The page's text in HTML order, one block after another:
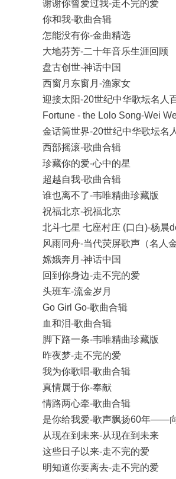
谢谢你曾爱过我-走不完的爱
你和我-歌曲合辑
怎能没有你-金曲精选
大地芬芳-二十年音乐生涯回顾
盘古创世-神话中国
西窗月东窗月-渔家女
迎接太阳-20世纪中华歌坛名人
Fortune - the Lolo Song-Wei
金话筒世界-20世纪中华歌坛名
西部摇滚-歌曲合辑
珍藏你的爱-心中的星
超越自我-歌曲合辑
谁也离不了-韦唯精曲珍藏版
祝福北京-祝福北京
北斗七星 七座村庄 (口白)-杨晨
风雨同舟-当代荧屏歌声（名人
嫦娥奔月-神话中国
回到你身边-走不完的爱
头班车-流金岁月
Go Girl Go-歌曲合辑
血和泪-歌曲合辑
脚下路一条-韦唯精曲珍藏版
昨夜梦-走不完的爱
我为你歌唱-歌曲合辑
真情属于你-奉献
情路两心牵-歌曲合辑
是你给我爱-歌声飘扬60年——
从现在到未来-从现在到未来
这些日子以来-走不完的爱
明知道你要离去-走不完的爱